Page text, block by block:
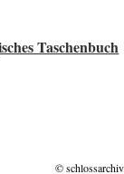
Taschenbuch
©